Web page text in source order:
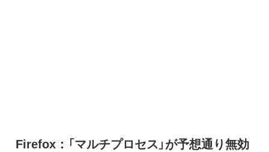
Firefox：「マルチプロセス」が予想通り無効